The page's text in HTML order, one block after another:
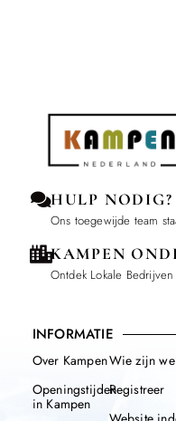
HULP NODIG?
Ons toegewijde team
KAMPEN
Ontdek Lokale
INFORMATIE
Over Kampen
Openingstijden
in Kampen
Wie zijn
Registreer